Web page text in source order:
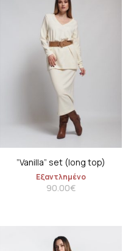
”Vanilla” set (long top)
Εξαντλημένο
90.00€